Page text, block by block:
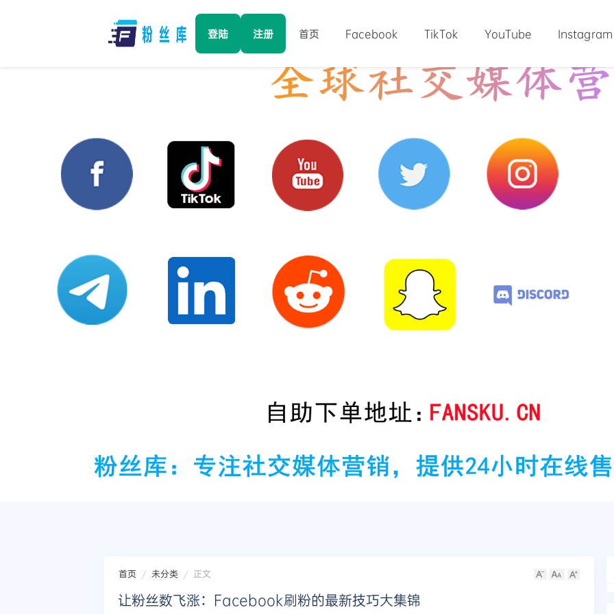
登陆 注册 首页 Facebook TikTok YouTube Instagram
首页 未分类 正文
让粉丝数飞涨：Facebook刷粉的最新技巧大集锦